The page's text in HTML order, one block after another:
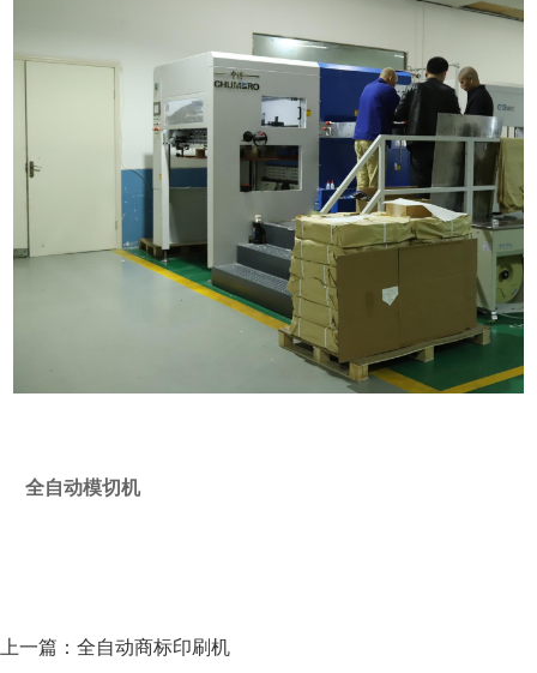
全自动模切机
上一篇： 全自动商标印刷机